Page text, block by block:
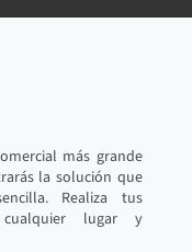
más grande
la solución que
Realiza tus
cualquier lugar y